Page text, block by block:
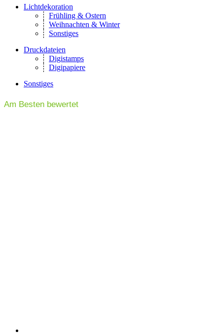
Lichtdekoration
Frühling & Ostern
Weihnachten & Winter
Sonstiges
Druckdateien
Digistamps
Digipapiere
Sonstiges
Am Besten bewertet